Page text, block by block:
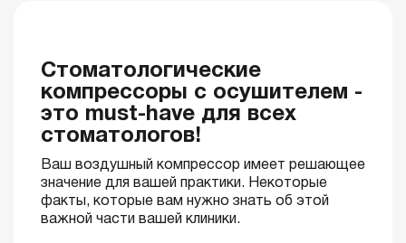
Стоматологические
компрессоры с осушителем -
это must-have для всех
стоматологов!
Ваш воздушный компрессор имеет решающее
значение для вашей практики. Некоторые
факты, которые вам нужно знать об этой
важной части вашей клиники.